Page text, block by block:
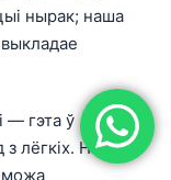
нырак; наша
выкладае
— гэта ў
лёгкіх. Нізкі
можа